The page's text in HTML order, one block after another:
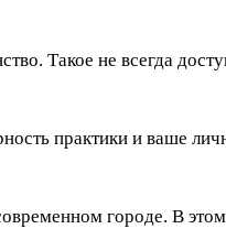
Такое не всегда
практики и ваше
городе. В